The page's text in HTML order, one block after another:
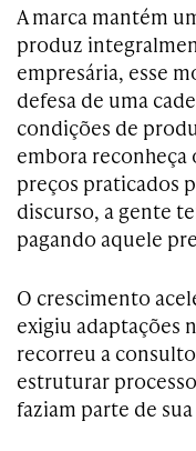
A marca mantém
produz
empresária, esse
defesa de uma
condições de
embora
preços praticados
discurso, a gente
pagando aquele
O crescimento
exigiu adaptações
recorreu a
estruturar
faziam parte de